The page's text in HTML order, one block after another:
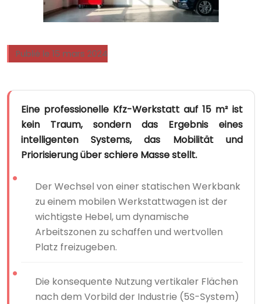
Publié le 15 mars 2024
Eine professionelle Kfz-Werkstatt auf 15 m² ist
kein Traum, sondern das Ergebnis eines
intelligenten Systems, das Mobilität und
Priorisierung über schiere Masse stellt.
Der Wechsel von einer statischen Werkbank
zu einem mobilen Werkstattwagen ist der
wichtigste Hebel, um dynamische
Arbeitszonen zu schaffen und wertvollen
Platz freizugeben.
Die konsequente Nutzung vertikaler Flächen
nach dem Vorbild der Industrie (5S-System)